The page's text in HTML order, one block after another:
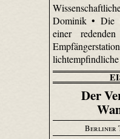
Dominik • Die
einer
lichtempfindliche
Der
Berliner